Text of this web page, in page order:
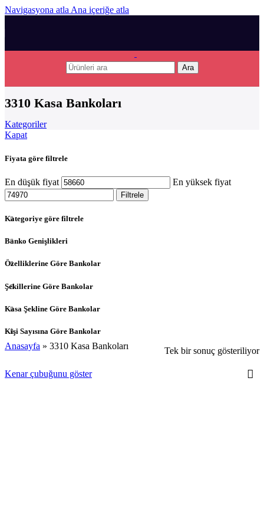
Navigasyona atla Ana içeriğe atla
Ara
3310 Kasa Bankoları
Kategoriler
Kapat
Fiyata göre filtrele
En düşük fiyat En yüksek fiyat
Filtrele
Kategoriye göre filtrele
Banko Genişlikleri
Özelliklerine Göre Bankolar
Şekillerine Göre Bankolar
Kasa Şekline Göre Bankolar
Kişi Sayısına Göre Bankolar
Anasayfa » 3310 Kasa Bankoları Tek bir sonuç gösteriliyor
Kenar çubuğunu göster